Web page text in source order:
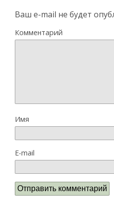
Ваш e-mail не будет
Комментарий
Имя
E-mail